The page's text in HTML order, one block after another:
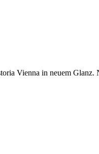
Vienna in neuem